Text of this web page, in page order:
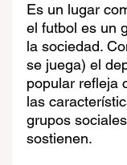
Es un lugar
el futbol es un
la sociedad.
se juega) el
popular refleja
las
grupos
sostienen.